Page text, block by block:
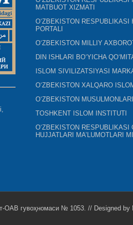
MATBUOT XIZMATI
O‘ZBEKISTON RESPUBLIKASI
PORTALI
O‘ZBEKISTON MILLIY
DIN ISHLARI BO‘YICHA
ISLOM SIVILIZATSIYASI
O‘ZBEKISTON XALQARO
O‘ZBEKISTON
TOSHKENT ISLOM INSTITUTI
O‘ZBEKISTON RESPUBLIKASI
HUJJATLARI MA’LUMOTLARI
ОАВ гувоҳномаси № 1053. // Designed by